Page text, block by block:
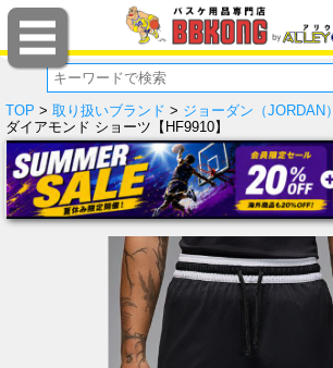
TOP > 取り扱いブランド > ジョーダン（JORDAN）
ダイアモンド ショーツ【HF9910】